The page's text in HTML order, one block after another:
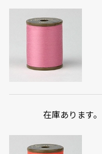
在庫あります。